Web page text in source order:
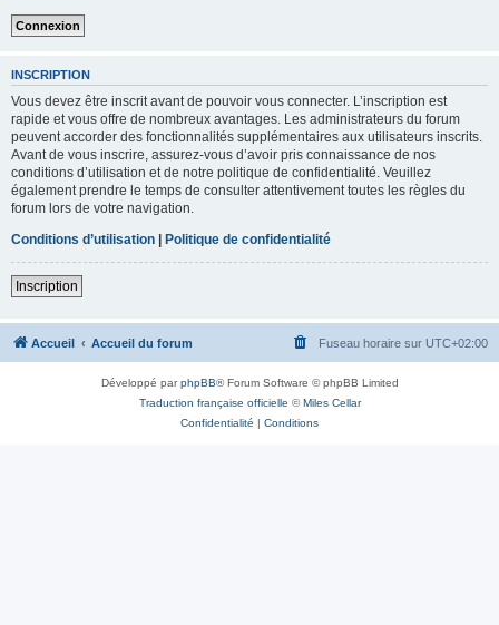
INSCRIPTION
Vous devez être inscrit avant de pouvoir vous connecter. L’inscription est
rapide et vous offre de nombreux avantages. Les administrateurs du forum
peuvent accorder des fonctionnalités supplémentaires aux utilisateurs inscrits.
Avant de vous inscrire, assurez-vous d’avoir pris connaissance de nos
conditions d’utilisation et de notre politique de confidentialité. Veuillez
également prendre le temps de consulter attentivement toutes les règles du
forum lors de votre navigation.
Conditions d’utilisation | Politique de confidentialité
Inscription
Accueil Accueil du forum Fuseau horaire sur UTC+02:00
Développé parphpBB® Forum Software © phpBB Limited
Traduction française officielle ©Miles Cellar
Confidentialité | Conditions